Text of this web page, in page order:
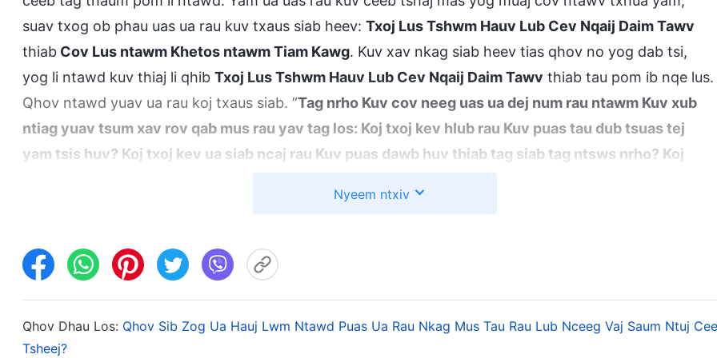
suav txog ob phau uas ua rau kuv txaus siab heev: Txoj Lus Tshwm Hauv Lub Cev Nqaij Daim Tawv
thiab Cov Lus ntawm Khetos ntawm Tiam Kawg. Kuv xav nkag siab heev tias qhov no yog dab tsi,
yog li ntawd kuv thiaj li qhib Txoj Lus Tshwm Hauv Lub Cev Nqaij Daim Tawv thiab tau pom ib nqe lus.
Qhov ntawd yuav ua rau koj txaus siab. “Tag nrho Kuv cov neeg uas ua dej num rau ntawm Kuv xub
ntiag yuav tsum xav rov qab mus rau yav tag los: Koj txoj kev hlub rau Kuv puas tau dub tsuas tej
yam tsis huv? Koj txoj kev ua siab ncaj rau Kuv puas dawb huv thiab tag siab tag ntsws nrho? Koj
siab? Kuv puas nyob puv nkaus hauv nej lub siab? Kuv cov lus ua tau tiav hlo ntau npaum li cas nyob
lawm! Hnub no, thaum uas lub suab lus ntawm Kuv txoj kev cawm dim raug hais tawm, puas muaj tej
yam nce siab zog nyob rau hauv nej txoj kev hlub rau Kuv? Ua ib qho ntawm nej qhov kev ua siab
qhuas uas hais tawm yav tag los puas ua tau ib lub hauv paus ruaj khov rau nej tej kev paub hnub
Nyeem ntxiv
Qhov Dhau Los: Qhov Sib Zog Ua Hauj Lwm Ntawd Puas Ua Rau Nkag Mus Tau Rau Lub Nceeg Vaj Saum Ntuj
Tsheej?